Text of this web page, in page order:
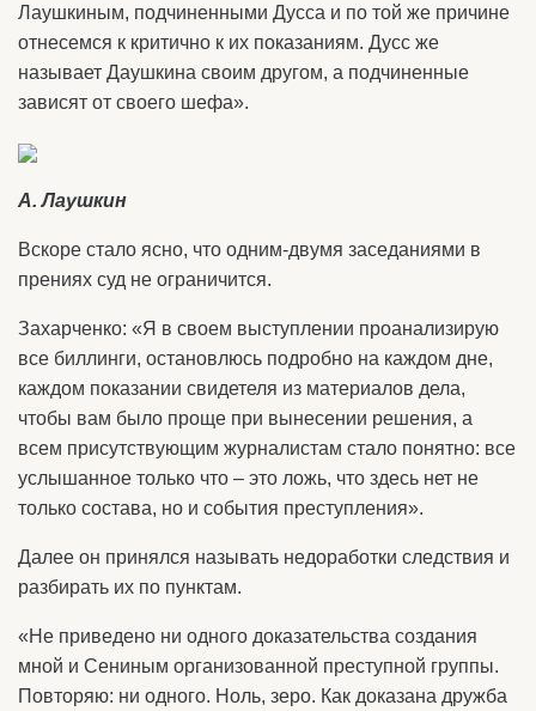
Лаушкиным, подчиненными Дусса и по той же причине
отнесемся к критично к их показаниям. Дусс же
называет Даушкина своим другом, а подчиненные
зависят от своего шефа».
А. Лаушкин
Вскоре стало ясно, что одним-двумя заседаниями в
прениях суд не ограничится.
Захарченко: «Я в своем выступлении проанализирую
все биллинги, остановлюсь подробно на каждом дне,
каждом показании свидетеля из материалов дела,
чтобы вам было проще при вынесении решения, а
всем присутствующим журналистам стало понятно: все
услышанное только что – это ложь, что здесь нет не
только состава, но и события преступления».
Далее он принялся называть недоработки следствия и
разбирать их по пунктам.
«Не приведено ни одного доказательства создания
мной и Сениным организованной преступной группы.
Повторяю: ни одного. Ноль, зеро. Как доказана дружба